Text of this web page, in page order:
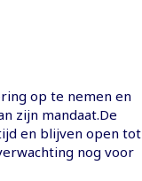
op te nemen en
zijn mandaat.De
en blijven open tot
nog voor